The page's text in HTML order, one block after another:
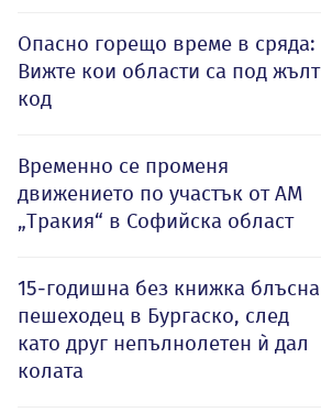
Опасно горещо време в сряда:
Вижте кои области са под жълт
код
Временно се променя
движението по участък от АМ
„Тракия“ в Софийска област
15-годишна без книжка блъсна
пешеходец в Бургаско, след
като друг непълнолетен ѝ дал
колата